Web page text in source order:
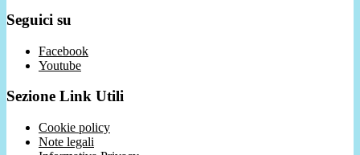
Seguici su
Facebook
Youtube
Sezione Link Utili
Cookie policy
Note legali